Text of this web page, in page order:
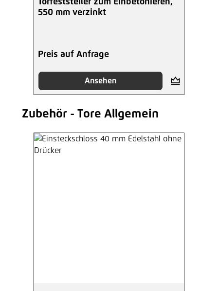
Torfeststeller zum Einbetonieren,
550 mm verzinkt
Preis auf Anfrage
Ansehen
Produktgalerie überspringen
Zubehör - Tore Allgemein